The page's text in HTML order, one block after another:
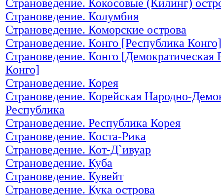
Страноведение. Кокосовые (Килинг)
Страноведение. Колумбия
Страноведение. Коморские острова
Страноведение. Конго [Республика Конго]
Страноведение. Конго [Демократическая
Конго]
Страноведение. Корея
Страноведение. Корейская Народно-
Республика
Страноведение. Республика Корея
Страноведение. Коста-Рика
Страноведение. Кот-Д`ивуар
Страноведение. Куба
Страноведение. Кувейт
Страноведение. Кука острова